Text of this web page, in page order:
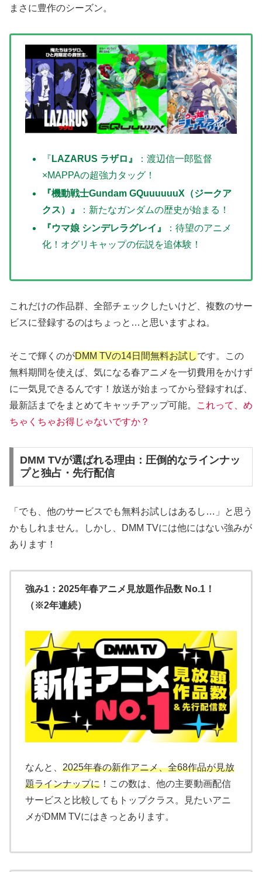
まさに豊作のシーズン。
『 LAZARUS ラザロ』
：渡辺信一郎監督
×MAPPAの超強力タッグ！
『機動戦士Gundam GQuuuuuuX（ジークア
クス）』
：新たなガンダムの歴史が始まる！
『ウマ娘 シンデレラグレイ』
：待望のアニメ
化！オグリキャップの伝説を追体験！
これだけの作品群、全部チェックしたいけど、複数のサー
ビスに登録するのはちょっと…と思いますよね。
そこで輝くのがDMM TVの14日間無料お試しです。この
無料期間を使えば、気になる春アニメを一切費用をかけず
に一気見できるんです！放送が始まってから登録すれば、
最新話までをまとめてキャッチアップ可能。
これって、め
ちゃくちゃお得じゃないですか？
DMM TVが選ばれる理由：圧倒的なラインナッ
プと独占・先行配信
「でも、他のサービスでも無料お試しはあるし…」と思う
かもしれません。しかし、DMM TVには他にはない強みが
あります！
強み1：2025年春アニメ見放題作品数 No.1！
（※2年連続）
なんと、 2025年春の新作アニメ、全68作品が見放
題ラインナップに ！この数は、他の主要動画配信
サービスと比較してもトップクラス。見たいアニ
メがDMM TVにはきっとあります。